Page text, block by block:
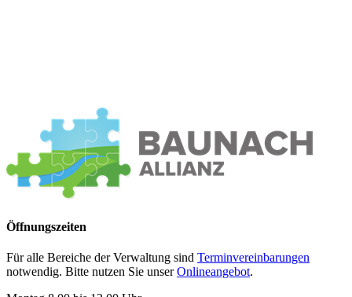
Öffnungszeiten
Für alle Bereiche der Verwaltung sind Terminvereinbarungen
notwendig. Bitte nutzen Sie unserOnlineangebot.